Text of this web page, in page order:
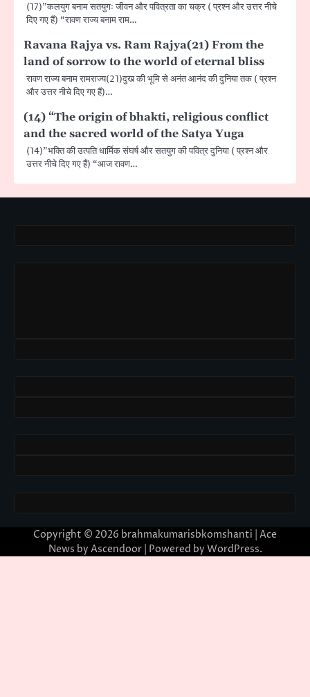
(17)”कलयुग बनाम सतयुगः जीवन और पवित्रता का चक्र ( प्रश्न और उत्तर नीचे
दिए गए हैं) “रावण राज्य बनाम राम…
Ravana Rajya vs. Ram Rajya(21) From the
land of sorrow to the world of eternal bliss
रावण राज्य बनाम रामराज्य(21)दुख की भूमि से अनंत आनंद की दुनिया तक ( प्रश्न
और उत्तर नीचे दिए गए हैं)…
(14) “The origin of bhakti, religious conflict
and the sacred world of the Satya Yuga
(14)”भक्ति की उत्पति धार्मिक संघर्ष और सतयुग की पवित्र दुनिया ( प्रश्न और
उत्तर नीचे दिए गए हैं) “आज रावण…
Copyright © 2026 brahmakumarisbkomshanti | Ace
News by Ascendoor| Powered by WordPress.